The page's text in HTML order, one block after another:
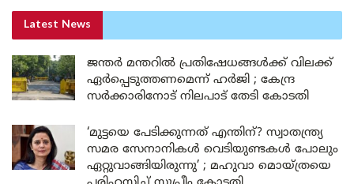
Latest News
ജന്തർ മന്തറിൽ പ്രതിഷേധങ്ങൾക്ക് വിലക്ക്
ഏർപ്പെടുത്തണമെന്ന് ഹർജി ; കേന്ദ്ര
സർക്കാരിനോട് നിലപാട് തേടി കോടതി
‘മുട്ടയെ പേടിക്കുന്നത് എന്തിന്? സ്വാതന്ത്ര്യ
സമര സേനാനികൾ വെടിയുണ്ടകൾ പോലും
ഏറ്റുവാങ്ങിയിരുന്നു’ ; മഹുവാ മൊയ്ത്രയെ